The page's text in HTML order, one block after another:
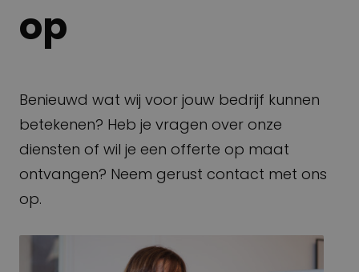
op
Benieuwd wat wij voor jouw bedrijf kunnen
betekenen? Heb je vragen over onze
diensten of wil je een offerte op maat
ontvangen? Neem gerust contact met ons
op.